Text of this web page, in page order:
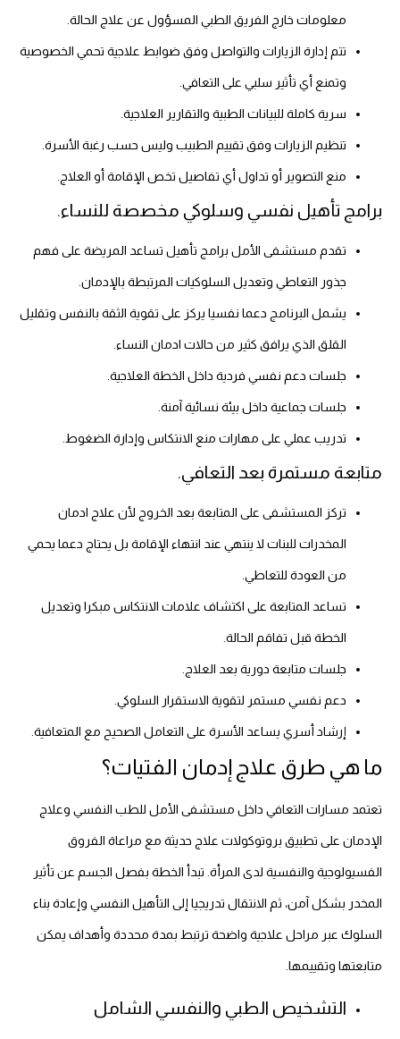
معلومات خارج الفريق الطبي المسؤول عن علاج الحالة.
تتم إدارة الزيارات والتواصل وفق ضوابط علاجية تحمي الخصوصية
وتمنع أي تأثير سلبي على التعافي.
سرية كاملة للبيانات الطبية والتقارير العلاجية.
تنظيم الزيارات وفق تقييم الطبيب وليس حسب رغبة الأسرة.
منع التصوير أو تداول أي تفاصيل تخص الإقامة أو العلاج.
برامج تأهيل نفسي وسلوكي مخصصة للنساء.
تقدم مستشفى الأمل برامج تأهيل تساعد المريضة على فهم
جذور التعاطي وتعديل السلوكيات المرتبطة بالإدمان.
يشمل البرنامج دعما نفسيا يركز على تقوية الثقة بالنفس وتقليل
القلق الذي يرافق كثير من حالات ادمان النساء.
جلسات دعم نفسي فردية داخل الخطة العلاجية.
جلسات جماعية داخل بيئة نسائية آمنة.
تدريب عملي على مهارات منع الانتكاس وإدارة الضغوط.
متابعة مستمرة بعد التعافي.
تركز المستشفى على المتابعة بعد الخروج لأن علاج ادمان
المخدرات للبنات لا ينتهي عند انتهاء الإقامة بل يحتاج دعما يحمي
من العودة للتعاطي.
تساعد المتابعة على اكتشاف علامات الانتكاس مبكرا وتعديل
الخطة قبل تفاقم الحالة.
جلسات متابعة دورية بعد العلاج.
دعم نفسي مستمر لتقوية الاستقرار السلوكي.
إرشاد أسري يساعد الأسرة على التعامل الصحيح مع المتعافية.
ما هي طرق علاج إدمان الفتيات؟
تعتمد مسارات التعافي داخل مستشفى الأمل للطب النفسي وعلاج
الإدمان على تطبيق بروتوكولات علاج حديثة مع مراعاة الفروق
الفسيولوجية والنفسية لدى المرأة. تبدأ الخطة بفصل الجسم عن تأثير
المخدر بشكل آمن، ثم الانتقال تدريجيا إلى التأهيل النفسي وإعادة بناء
السلوك عبر مراحل علاجية واضحة ترتبط بمدة محددة وأهداف يمكن
متابعتها وتقييمها.
التشخيص الطبي والنفسي الشامل